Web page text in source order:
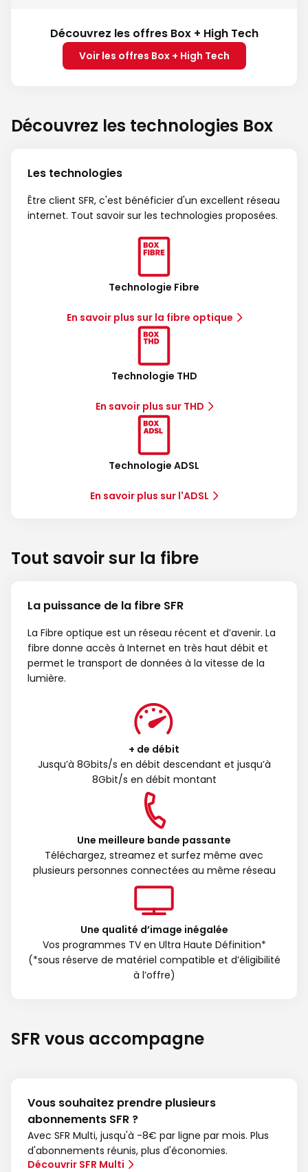
Découvrez les offres Box + High Tech
Voir les offres Box + High Tech
Découvrez les technologies Box
Les technologies
Être client SFR, c'est bénéficier d'un excellent réseau
internet. Tout savoir sur les technologies proposées.
Technologie Fibre
En savoir plus sur la fibre optique
Technologie THD
En savoir plus sur THD
Technologie ADSL
En savoir plus sur l'ADSL
Tout savoir sur la fibre
La puissance de la fibre SFR
La Fibre optique est un réseau récent et d’avenir. La
fibre donne accès à Internet en très haut débit et
permet le transport de données à la vitesse de la
lumière.
+ de débit
Jusqu’à 8Gbits/s en débit descendant et jusqu’à
8Gbit/s en débit montant
Une meilleure bande passante
Téléchargez, streamez et surfez même avec
plusieurs personnes connectées au même réseau
Une qualité d’image inégalée
Vos programmes TV en Ultra Haute Définition*
(*sous réserve de matériel compatible et d’éligibilité
à l’offre)
SFR vous accompagne
Vous souhaitez prendre plusieurs
abonnements SFR ?
Avec SFR Multi, jusqu'à -8€ par ligne par mois. Plus
d'abonnements réunis, plus d'économies.
Découvrir SFR Multi